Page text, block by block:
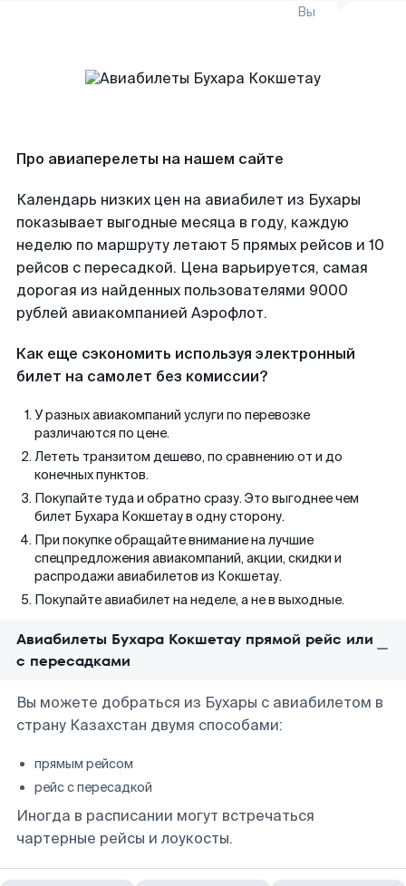
Вы
Про авиаперелеты на нашем сайте
Календарь низких цен на авиабилет из Бухары
показывает выгодные месяца в году, каждую
неделю по маршруту летают 5 прямых рейсов и 10
рейсов с пересадкой. Цена варьируется, самая
дорогая из найденных пользователями 9000
рублей авиакомпанией Аэрофлот.
Как еще сэкономить используя электронный
билет на самолет без комиссии?
У разных авиакомпаний услуги по перевозке
различаются по цене.
Лететь транзитом дешево, по сравнению от и до
конечных пунктов.
Покупайте туда и обратно сразу. Это выгоднее чем
билет Бухара Кокшетау в одну сторону.
При покупке обращайте внимание на лучшие
спецпредложения авиакомпаний, акции, скидки и
распродажи авиабилетов из Кокшетау.
Покупайте авиабилет на неделе, а не в выходные.
Авиабилеты Бухара Кокшетау прямой рейс или
с пересадками
Вы можете добраться из Бухары с авиабилетом в
страну Казахстан двумя способами:
прямым рейсом
рейс с пересадкой
Иногда в расписании могут встречаться
чартерные рейсы и лоукосты.